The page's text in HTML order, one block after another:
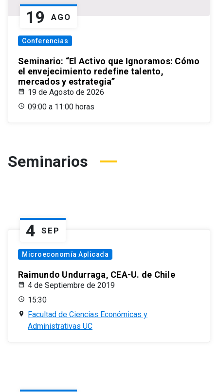
19 AGO
Conferencias
Seminario: “El Activo que Ignoramos: Cómo
el envejecimiento redefine talento,
mercados y estrategia”
19 de Agosto de 2026
09:00 a 11:00 horas
Seminarios
4 SEP
Microeconomía Aplicada
Raimundo Undurraga, CEA-U. de Chile
4 de Septiembre de 2019
15:30
Facultad de Ciencias Económicas y
Administrativas UC